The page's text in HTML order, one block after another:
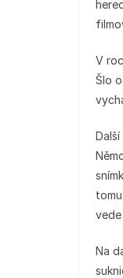
V
Šlo o
Na